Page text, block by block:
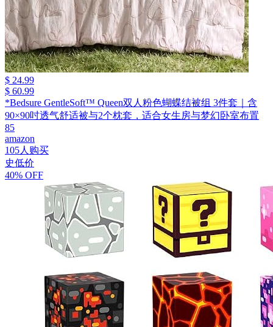
$ 24.99
$ 60.99
*Bedsure GentleSoft™ Queen双人粉色蝴蝶结被组 3件套｜含
90×90吋透气舒适被与2个枕套，适合女生房与梦幻卧室布置
85
amazon
105人购买
史低价
40% OFF